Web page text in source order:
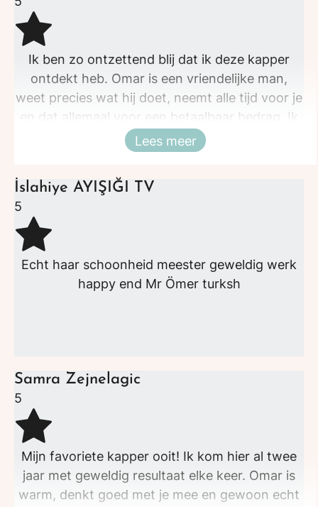
Ik ben zo ontzettend blij dat ik deze kapper
ontdekt heb. Omar is een vriendelijke man,
weet precies wat hij doet, neemt alle tijd voor je
en dat allemaal voor een betaalbaar bedrag. Ik
zou hem aan iedereen aanraden!Onwijs
tevreden.
Sluiten
Lees meer
İslahiye AYIŞIĞI TV
5
Echt haar schoonheid meester geweldig werk
happy end Mr Ömer turksh
Samra Zejnelagic
5
Mijn favoriete kapper ooit! Ik kom hier al twee
jaar met geweldig resultaat elke keer. Omar is
warm, denkt goed met je mee en gewoon echt